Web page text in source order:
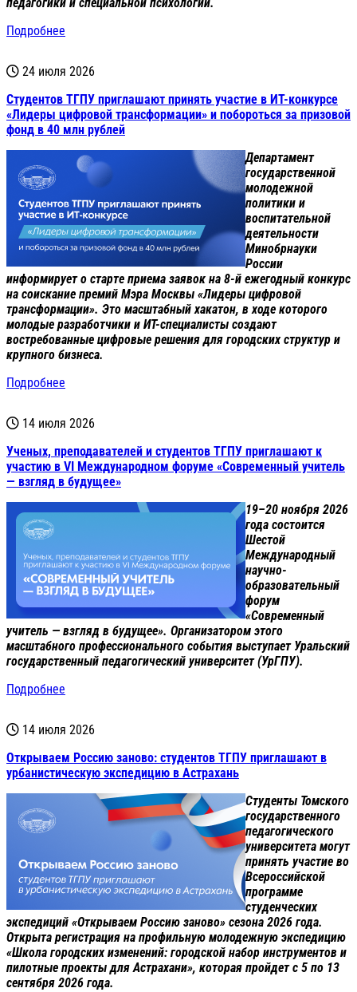
педагогики и специальной психологии.
Подробнее
24 июля 2026
Студентов ТГПУ приглашают принять участие в ИТ-конкурсе
«Лидеры цифровой трансформации» и побороться за призовой
фонд в 40 млн рублей
Департамент
государственной
молодежной
политики и
воспитательной
деятельности
Минобрнауки
России
информирует о старте приема заявок на 8-й ежегодный конкурс
на соискание премий Мэра Москвы «Лидеры цифровой
трансформации». Это масштабный хакатон, в ходе которого
молодые разработчики и ИТ-специалисты создают
востребованные цифровые решения для городских структур и
крупного бизнеса.
Подробнее
14 июля 2026
Ученых, преподавателей и студентов ТГПУ приглашают к
участию в VI Международном форуме «Современный учитель
— взгляд в будущее»
19–20 ноября 2026
года состоится
Шестой
Международный
научно-
образовательный
форум
«Современный
учитель — взгляд в будущее». Организатором этого
масштабного профессионального события выступает Уральский
государственный педагогический университет (УрГПУ).
Подробнее
14 июля 2026
Открываем Россию заново: студентов ТГПУ приглашают в
урбанистическую экспедицию в Астрахань
Студенты Томского
государственного
педагогического
университета могут
принять участие во
Всероссийской
программе
студенческих
экспедиций «Открываем Россию заново» сезона 2026 года.
Открыта регистрация на профильную молодежную экспедицию
«Школа городских изменений: городской набор инструментов и
пилотные проекты для Астрахани», которая пройдет с 5 по 13
сентября 2026 года.